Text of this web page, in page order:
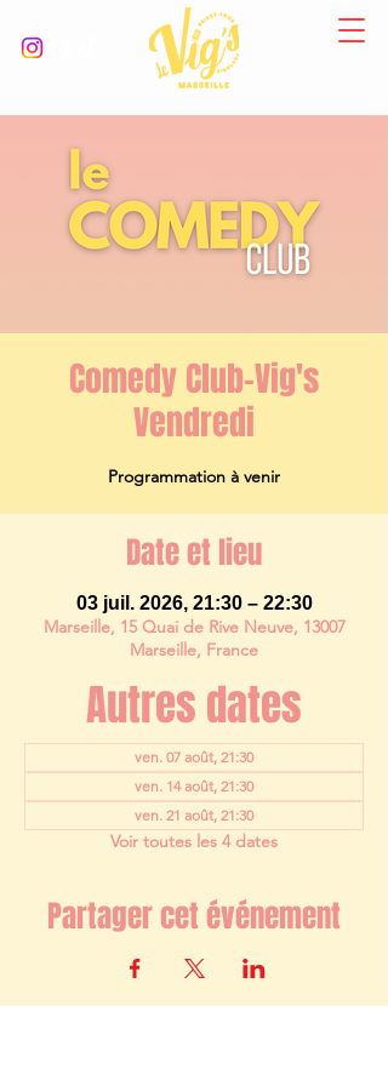
Comedy Club-Vig's
Vendredi
Programmation à venir
Date et lieu
03 juil. 2026, 21:30 – 22:30
Marseille, 15 Quai de Rive Neuve, 13007
Marseille, France
Autres dates
ven. 07 août, 21:30
ven. 14 août, 21:30
ven. 21 août, 21:30
Voir toutes les 4 dates
Partager cet événement